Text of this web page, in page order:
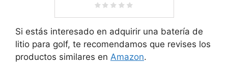
Si estás interesado en adquirir una batería de
litio para golf, te recomendamos que revises los
productos similares en Amazon.